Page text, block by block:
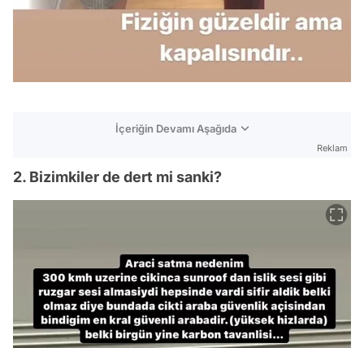
İçeriğin Devamı Aşağıda
Reklam
2. Bizimkiler de dert mi sanki?